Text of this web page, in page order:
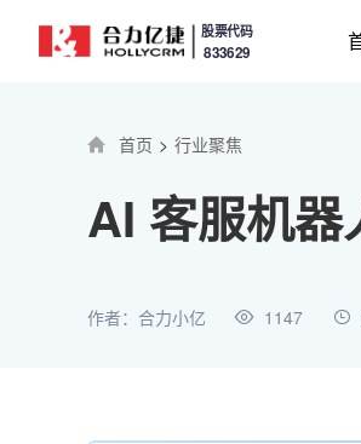
股票代码
833629
首页 > 行业聚焦
AI 客服机器
作者：合力小亿 1147